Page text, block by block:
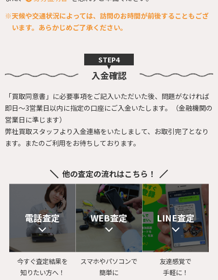
※天候や交通状況によっては、訪問のお時間が前後することもござ
います。 あらかじめご了承ください。
入金確認
「買取同意書」に必要事項をご記入いただいた後、 問題がなければ
即日～3営業日以内に指定の口座にご入金いたします。
（金融機関の
営業日に準じます）
弊社買取スタッフより入金連絡をいたしまして、お取引完了となり
ます。 またのご利用をお待ちしております。
他の査定の流れはこちら！
電話査定
今すぐ査定結果を
知りたい方へ！
WEB査定
スマホやパソコンで
簡単に
LINE査定
友達感覚で
手軽に！